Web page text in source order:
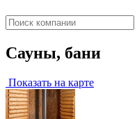
Сауны, бани
Показать на карте